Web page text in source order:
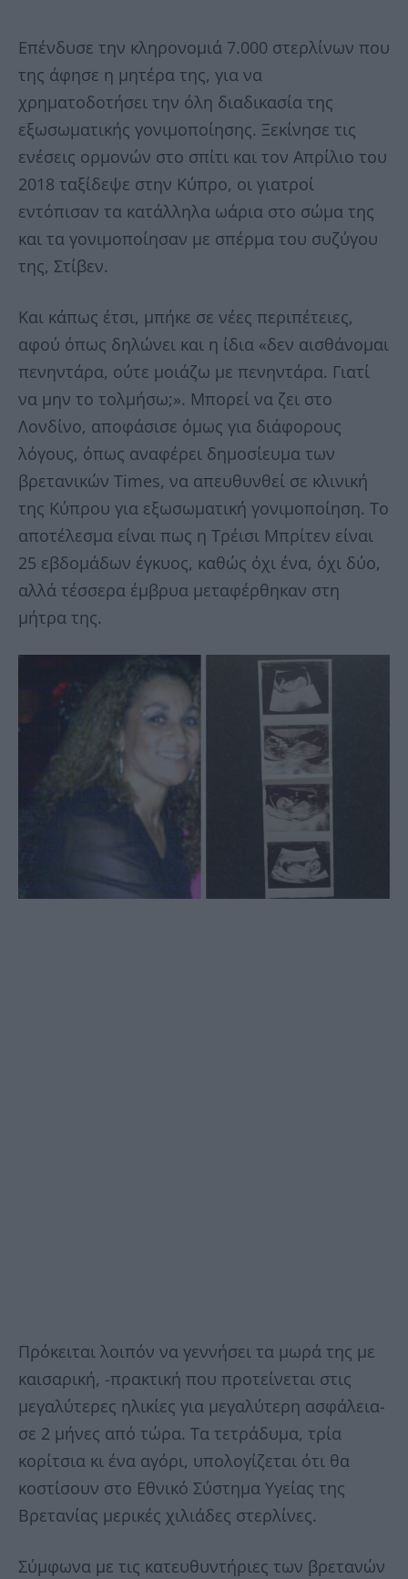
Επένδυσε την κληρονομιά 7.000 στερλίνων που
της άφησε η μητέρα της, για να
χρηματοδοτήσει την όλη διαδικασία της
εξωσωματικής γονιμοποίησης. Ξεκίνησε τις
ενέσεις ορμονών στο σπίτι και τον Απρίλιο του
2018 ταξίδεψε στην Κύπρο, οι γιατροί
εντόπισαν τα κατάλληλα ωάρια στο σώμα της
και τα γονιμοποίησαν με σπέρμα του συζύγου
της, Στίβεν.
Και κάπως έτσι, μπήκε σε νέες περιπέτειες,
αφού όπως δηλώνει και η ίδια «δεν αισθάνομαι
πενηντάρα, ούτε μοιάζω με πενηντάρα. Γιατί
να μην το τολμήσω;». Μπορεί να ζει στο
Λονδίνο, αποφάσισε όμως για διάφορους
λόγους, όπως αναφέρει δημοσίευμα των
βρετανικών Times, να απευθυνθεί σε κλινική
της Κύπρου για εξωσωματική γονιμοποίηση. Το
αποτέλεσμα είναι πως η Τρέισι Μπρίτεν είναι
25 εβδομάδων έγκυος, καθώς όχι ένα, όχι δύο,
αλλά τέσσερα έμβρυα μεταφέρθηκαν στη
μήτρα της.
Πρόκειται λοιπόν να γεννήσει τα μωρά της με
καισαρική, -πρακτική που προτείνεται στις
μεγαλύτερες ηλικίες για μεγαλύτερη ασφάλεια-
σε 2 μήνες από τώρα. Τα τετράδυμα, τρία
κορίτσια κι ένα αγόρι, υπολογίζεται ότι θα
κοστίσουν στο Εθνικό Σύστημα Υγείας της
Βρετανίας μερικές χιλιάδες στερλίνες.
Σύμφωνα με τις κατευθυντήριες των βρετανών